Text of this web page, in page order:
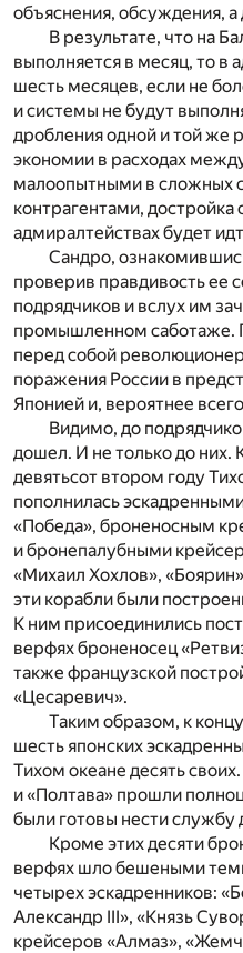
объяснения, обсуждения, а
В результате, что на
выполняется в месяц, то в
шесть месяцев, если не
и системы не будут
дробления одной и той же
экономии в расходах
малоопытными в сложных
контрагентами, достройка
адмиралтействах будет
Сандро,
проверив правдивость ее
подрядчиков и вслух им
промышленном саботаже.
перед собой
поражения России в
Японией и, вероятнее
Видимо, до
дошел. И не только до них.
девятьсот втором году
пополнилась
«Победа», броненосным
и бронепалубными
«Михаил Хохлов»,
эти корабли были
К ним присоединились
верфях броненосец
также французской
«Цесаревич».
Таким образом, к
шесть японских
Тихом океане десять
и «Полтава» прошли
были готовы нести службу
Кроме этих десяти
верфях шло бешеными
четырех эскадренников:
Александр III», «Князь
крейсеров «Алмаз»,